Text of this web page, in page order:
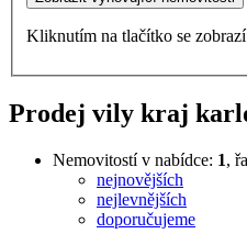
Kliknutím na tlačítko se zobrazí
Prodej vily kraj
Nemovitostí v nabídce: 1,
nejnovějších
nejlevnějších
doporučujeme